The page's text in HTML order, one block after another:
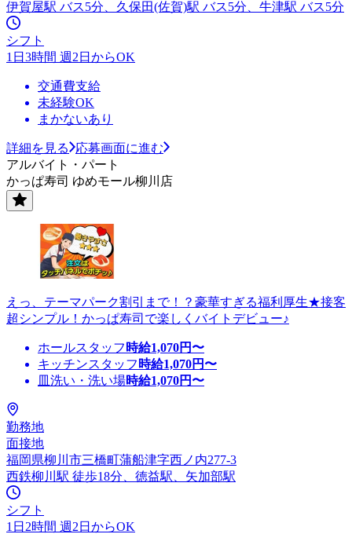
伊賀屋駅 バス5分、久保田(佐賀)駅 バス5分、牛津駅 バス5分
シフト
1日3時間 週2日からOK
交通費支給
未経験OK
まかないあり
詳細を見る
応募画面に進む
アルバイト・パート
かっぱ寿司 ゆめモール柳川店
えっ、テーマパーク割引まで！？豪華すぎる福利厚生★接客
超シンプル！かっぱ寿司で楽しくバイトデビュー♪
ホールスタッフ 時給1,070円〜
キッチンスタッフ 時給1,070円〜
皿洗い・洗い場時給1,070円〜
勤務地
面接地
福岡県柳川市三橋町蒲船津字西ノ内277-3
西鉄柳川駅 徒歩18分、徳益駅、矢加部駅
シフト
1日2時間 週2日からOK